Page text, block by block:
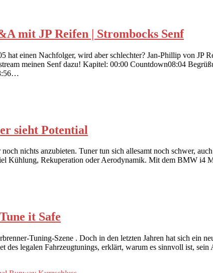
mit JP Reifen | Strombocks Senf
einen Nachfolger, wird aber schlechter? Jan-Phillip von JP
meinen Senf dazu! Kapitel: 00:00 Countdown08:04
sieht Potential
nichts anzubieten. Tuner tun sich allesamt noch schwer,
Kühlung, Rekuperation oder Aerodynamik. Mit dem BMW i4
it Safe
Tuning-Szene . Doch in den letzten Jahren hat sich ein
des legalen Fahrzeugtunings, erklärt, warum es sinnvoll ist,